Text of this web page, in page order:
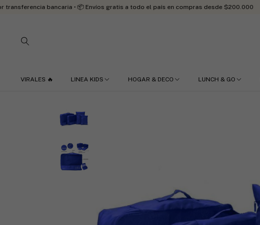
bancaria • 📦 Envíos gratis a todo el país en compras desde $200.000
VIRALES 🔥 LINEA KIDS HOGAR & DECO LUNCH & GO